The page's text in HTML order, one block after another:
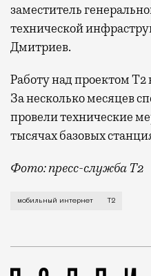
заместитель
технической
Дмитриев.
Работу над проектом Т2
За несколько месяцев
провели технические
тысячах базовых
Фото: пресс-служба Т2
Мобильный оператор
мобильный интернет Т2